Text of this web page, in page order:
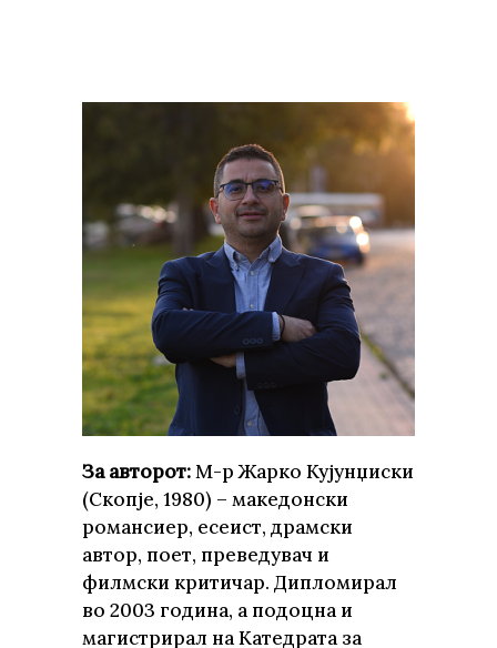
За авторот:М-р Жарко Кујунџиски
(Скопје, 1980) – македонски
романсиер, есеист, драмски
автор, поет, преведувач и
филмски критичар. Дипломирал
во 2003 година, а подоцна и
магистрирал на Катедрата за